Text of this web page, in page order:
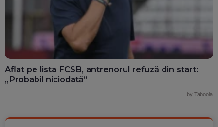
Aflat pe lista FCSB, antrenorul refuză din start:
„Probabil niciodată”
by Taboola